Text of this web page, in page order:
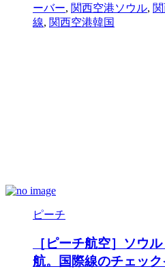
ーバー, 関西空港ソウル,
線, 関西空港韓国
ピーチ
［ピーチ航空］ソウ
航。国際線のチェッ